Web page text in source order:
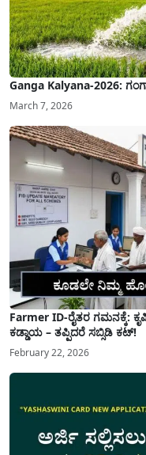
Ganga Kalyana-2026:
March 7, 2026
Farmer ID-ರೈತರ
ಕಡ್ಡಾಯ – ತಪ್ಪಿದರೆ ಸಬ್ಸಿಡಿ ಕಟ್!
February 22, 2026